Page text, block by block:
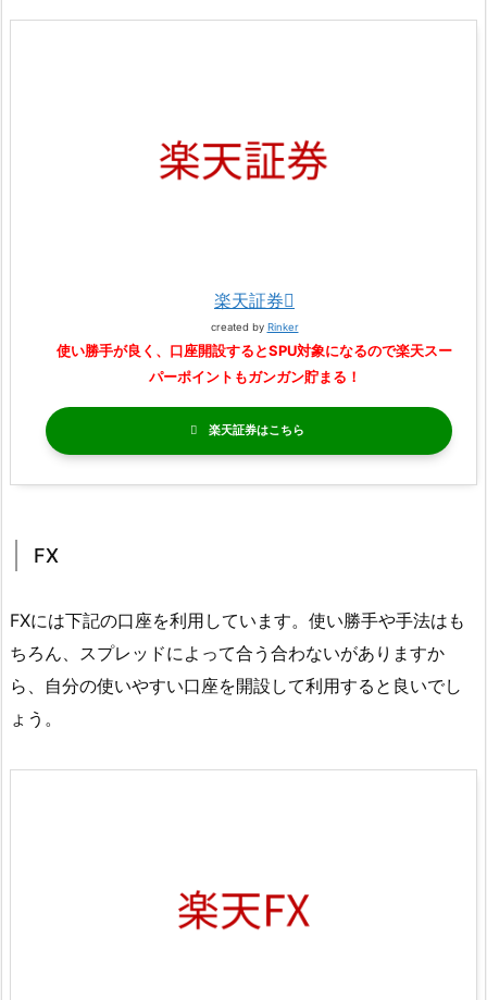
楽天証券
created by Rinker
使い勝手が良く、口座開設するとSPU対象になるので楽天スー
パーポイントもガンガン貯まる！
楽天証券
FX
FXには下記の口座を利用しています。使い勝手や手法はも
ちろん、スプレッドによって合う合わないがありますか
ら、自分の使いやすい口座を開設して利用すると良いでし
ょう。